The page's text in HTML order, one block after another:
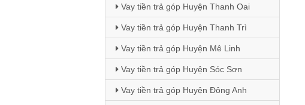
Vay tiền trả góp Huyện Thanh Oai
Vay tiền trả góp Huyện Thanh Trì
Vay tiền trả góp Huyện Mê Linh
Vay tiền trả góp Huyện Sóc Sơn
Vay tiền trả góp Huyện Đông Anh